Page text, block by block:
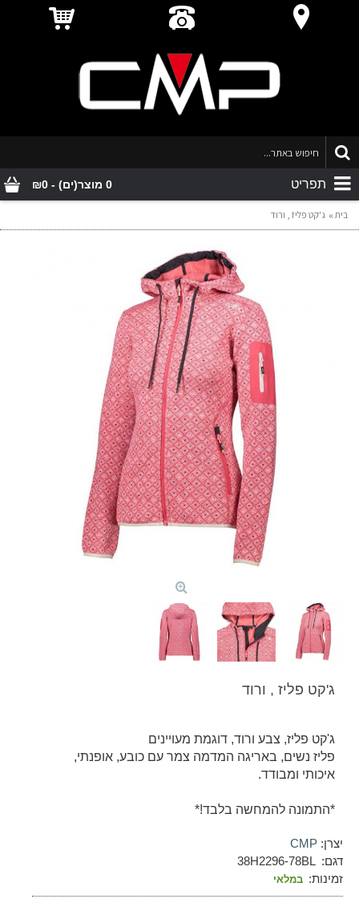
0 מוצר(ים) - ₪0 תפריט
בית ג'קט פליז , ורוד
ג'קט פליז , ורוד
ג'קט פליז, צבע ורוד, דוגמת מעויינים
פליז נשים, באריגה המדמה צמר עם כובע, אופנתי,
איכותי ומבודד.
*התמונה להמחשה בלבד!*
יצרן: CMP
דגם: 38H2296-78BL
זמינות: במלאי